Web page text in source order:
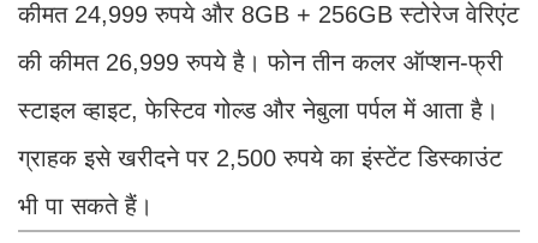
कीमत 24,999 रुपये और 8GB + 256GB स्टोरेज वेरिएंट
की कीमत 26,999 रुपये है। फोन तीन कलर ऑप्शन-फ्री
स्टाइल व्हाइट, फेस्टिव गोल्ड और नेबुला पर्पल में आता है।
ग्राहक इसे खरीदने पर 2,500 रुपये का इंस्टेंट डिस्काउंट
भी पा सकते हैं।